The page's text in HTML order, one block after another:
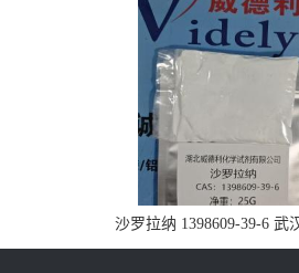
沙罗拉纳 1398609-39-6 武